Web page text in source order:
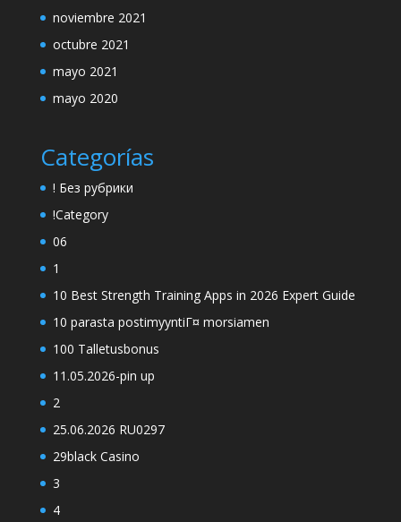
noviembre 2021
octubre 2021
mayo 2021
mayo 2020
Categorías
! Без рубрики
!Category
06
1
10 Best Strength Training Apps in 2026 Expert Guide
10 parasta postimyyntiГ¤ morsiamen
100 Talletusbonus
11.05.2026-pin up
2
25.06.2026 RU0297
29black Casino
3
4